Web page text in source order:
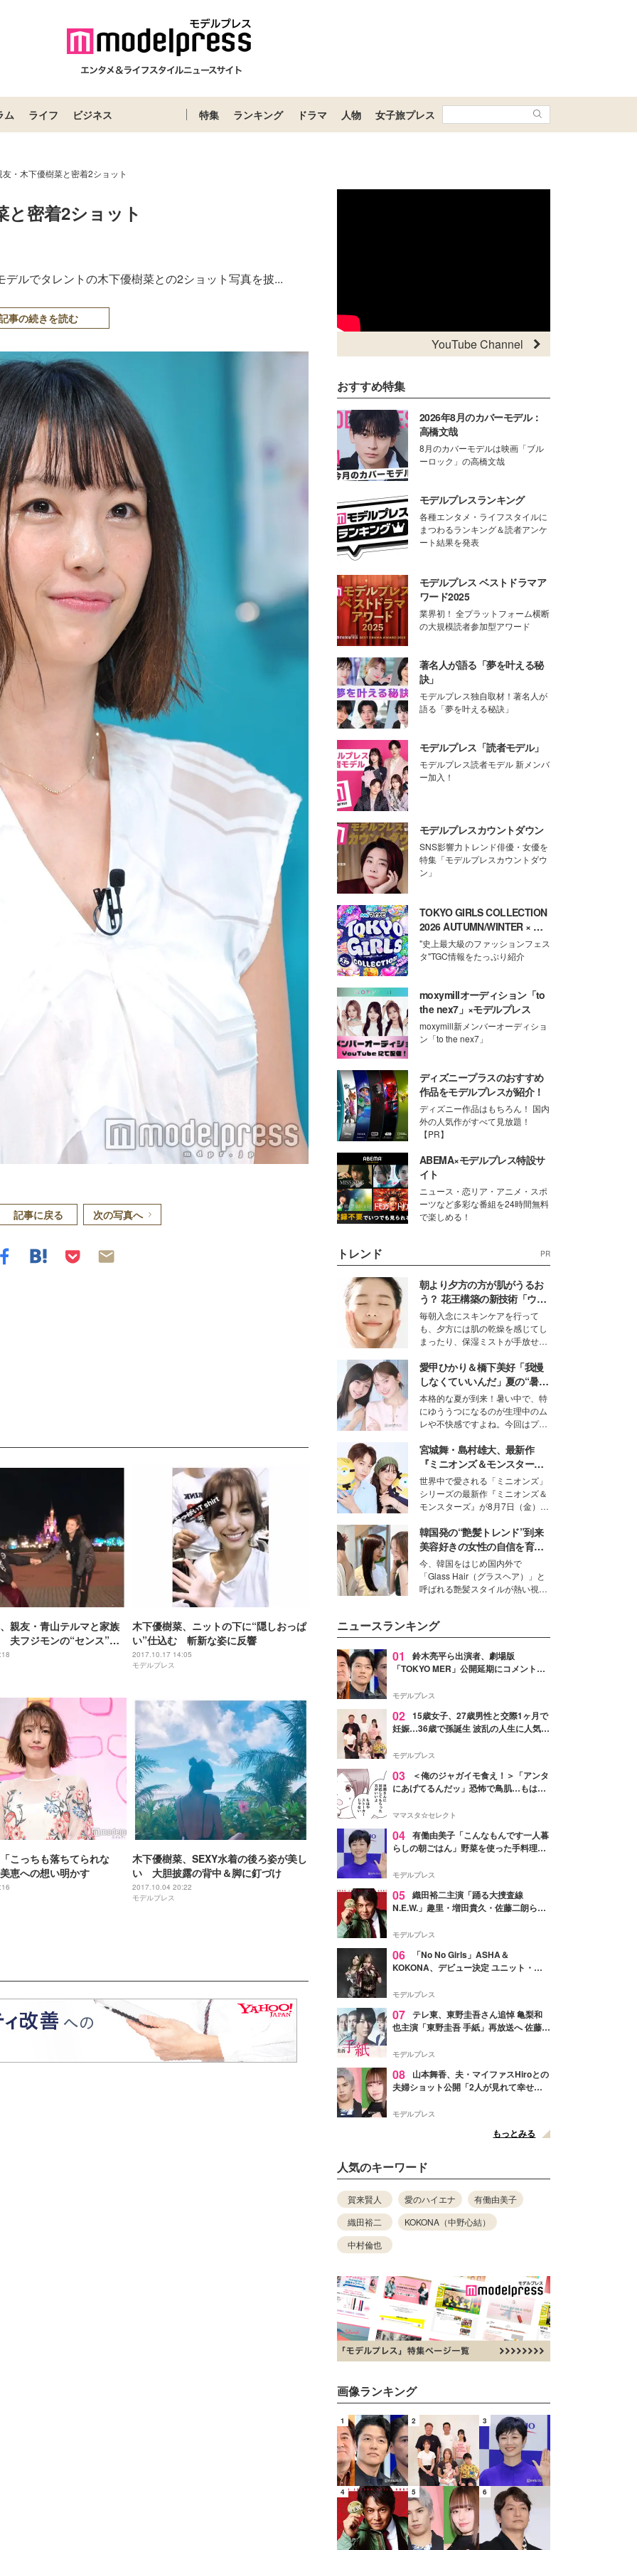
ム ライフ ビジネス 特集 ランキング ドラマ 人物 女子旅プレス
・木下優樹菜と密着2ショット
と密着2ショット
ルでタレントの木下優樹菜との2ショット写真を披...
事の続きを読む
記事に戻る 次の写真へ
親友・青山テルマと家族
夫フジモンの“センス”に
木下優樹菜、ニットの下に“隠しおっぱ
い”仕込む 斬新な姿に反響
2017.10.17 14:05
モデルプレス
こっちも落ちてられな
恵への想い明かす
木下優樹菜、SEXY水着の後ろ姿が美し
い 大胆披露の背中＆脚に釘づけ
2017.10.04 20:22
モデルプレス
YouTube Channel
おすすめ特集
2026年8月のカバーモデル：
高橋文哉
8月のカバーモデルは映画「ブル
ーロック」の高橋文哉
モデルプレスランキング
各種エンタメ・ライフスタイルに
まつわるランキング＆読者アンケ
ート結果を発表
モデルプレス ベストドラマア
ワード2025
業界初！ 全プラットフォーム横断
の大規模読者参加型アワード
著名人が語る「夢を叶える秘
訣」
モデルプレス独自取材！著名人が
語る「夢を叶える秘訣」
モデルプレス「読者モデル」
モデルプレス読者モデル 新メンバ
ー加入！
モデルプレスカウントダウン
SNS影響力トレンド俳優・女優を
特集「モデルプレスカウントダウ
ン」
TOKYO GIRLS COLLECTION
2026 AUTUMN/WINTER × モ
デルプレス
"史上最大級のファッションフェス
タ"TGC情報をたっぷり紹介
moxymillオーディション「to
the nex7」×モデルプレス
moxymill新メンバーオーディショ
ン「to the nex7」
ディズニープラスのおすすめ
作品をモデルプレスが紹介！
ディズニー作品はもちろん！ 国内
外の人気作がすべて見放題！
【PR】
ABEMA×モデルプレス特設サ
イト
ニュース・恋リア・アニメ・スポ
ーツなど多彩な番組を24時間無料
で楽しめる！
トレンド PR
朝より夕方の方が肌がうるお
う？ 花王構築の新技術「ウォ
ーターキャプチャリングスキ
ン（捕水肌）」がスキンケア
の常識を変える予感
毎朝入念にスキンケアを行って
も、夕方には肌の乾燥を感じてし
まったり、保湿ミストが手放せな
な美容の常識を大きく変える可能
性を秘めた、革新的な「Water
Capturing Skin（ウォーターキャ
プチャリングスキン：捕水肌）」
技術を、花王が構築した。
愛甲ひかり＆橋下美好「我慢
しなくていいんだ」夏の“暑さ
対策”の新しい選択肢とは？
本格的な夏が到来！暑い中で、特
にゆううつになるのが生理中のム
レや不快感ですよね。今回はプラ
モデル・愛甲ひかりさんと橋下美
好さんを迎えて本音で女子会トー
ク。猛暑のお出かけを快適に過ご
すヒントや、2人が感動した夏の
生理の新常識にも迫りました。
宮城舞・島村雄大、最新作
『ミニオンズ＆モンスター
ズ』の魅力熱弁 ハチャメチャ
だけじゃない“友情と絆”に感
動
世界中で愛される「ミニオンズ」
シリーズの最新作『ミニオンズ＆
モンスターズ』が8月7日（金）に
ニオン好き”という共通点を持つモ
デルの宮城舞と島村雄大の特別対
談をお届け！それぞれの視点か
ら、今作ならではの魅力や予想外
の感動をもたらす奥深いストーリ
ーについて熱く語り合ってもらっ
韓国発の“艶髪トレンド”到来
美容好きの女性の自信を育む
「ヘアケア事情」って？
今、韓国をはじめ国内外で
「Glass Hair（グラスヘア）」と
呼ばれる艶髪スタイルが熱い視線
して、“髪そのものの美しさ”に改
めて注目する人が増えている様
子。今回は、そんな憧れの艶やか
な髪を日常で叶える、美容好きの
ます。
ニュースランキング
01
鈴木亮平ら出演者、劇場版
「TOKYO MER」公開延期にコメント
最大の敬意とエールを」
モデルプレス
02 15歳女子、27歳男性と交際1ヶ月で
妊娠…36歳で孫誕生 波乱の人生に人気タ
よ！」
モデルプレス
03
＜俺のジャガイモ食え！＞「アンタ
にあげてるんだッ」恐怖で鳥肌…もはや
ママスタ☆セレクト
04 有働由美子「こんなもんです一人暮
らしの朝ごはん」野菜を使った手料理公
そう」と反響
モデルプレス
05 織田裕二主演「踊る大捜査線
N.E.W.」趣里・増田貴久・佐藤二朗ら新
徴する“謎のキーワード”も
モデルプレス
06
「No No Girls」ASHA＆
KOKONA、デビュー決定 ユニット・
リリースへ
モデルプレス
07 テレ東、東野圭吾さん追悼 亀梨和
也主演「東野圭吾 手紙」再放送へ 佐藤隆
モデルプレス
08
山本舞香、夫・マイファスHiroとの
夫婦ショット公開「2人が見れて幸せ」
モデルプレス
もっとみる
人気のキーワード
賀来賢人 愛のハイエナ
有働由美子
織田裕二
KOKONA（中野心結）
中村倫也
画像ランキング
1 2 3
4 5 6